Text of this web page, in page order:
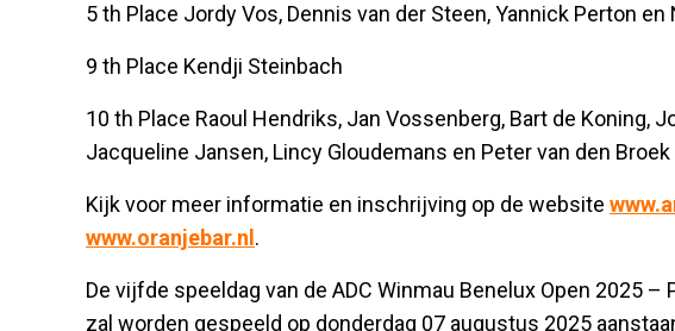
5 th Place Jordy Vos, Dennis van der Steen, Yannick Perton
9 th Place Kendji Steinbach
10 th Place Raoul Hendriks, Jan Vossenberg, Bart de Koning,
Jacqueline Jansen, Lincy Gloudemans en Peter van den Broek
Kijk voor meer informatie en inschrijving op de website
www.oranjebar.nl .
De vijfde speeldag van de ADC Winmau Benelux Open 2025 –
zal worden gespeeld op donderdag 07 augustus 2025